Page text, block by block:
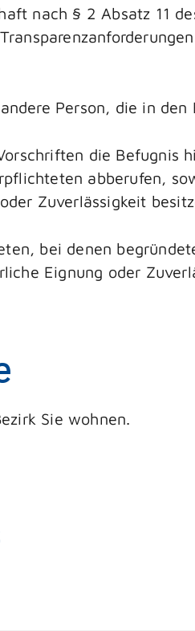
nach § 2 Absatz 11
Person, die in
die Befugnis
abberufen,
Zuverlässigkeit
bei denen
Eignung oder
Sie wohnen.